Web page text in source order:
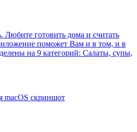
готовить дома и считать
поможет Вам и в том, и в
на 9 категорий: Салаты, супы,